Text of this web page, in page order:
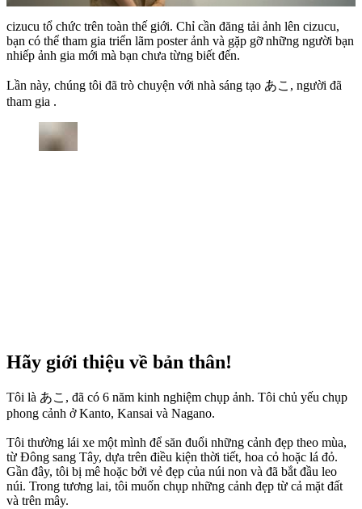
cizucu tổ chức trên toàn thế giới. Chỉ cần đăng tải ảnh lên cizucu,
bạn có thể tham gia triển lãm poster ảnh và gặp gỡ những người bạn
nhiếp ảnh gia mới mà bạn chưa từng biết đến.
Lần này, chúng tôi đã trò chuyện với nhà sáng tạo あこ, người đã
tham gia .
Hãy giới thiệu về bản thân!
Tôi là あこ, đã có 6 năm kinh nghiệm chụp ảnh. Tôi chủ yếu chụp
phong cảnh ở Kanto, Kansai và Nagano.
Tôi thường lái xe một mình để săn đuổi những cảnh đẹp theo mùa,
từ Đông sang Tây, dựa trên điều kiện thời tiết, hoa cỏ hoặc lá đỏ.
Gần đây, tôi bị mê hoặc bởi vẻ đẹp của núi non và đã bắt đầu leo
núi. Trong tương lai, tôi muốn chụp những cảnh đẹp từ cả mặt đất
và trên mây.